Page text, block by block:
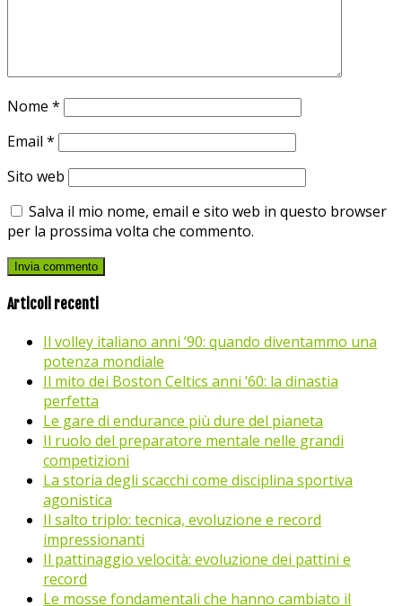
Nome *
Email *
Sito web
Salva il mio nome, email e sito web in questo browser
per la prossima volta che commento.
Articoli recenti
Il volley italiano anni ’90: quando diventammo una
potenza mondiale
Il mito dei Boston Celtics anni ’60: la dinastia
perfetta
Le gare di endurance più dure del pianeta
Il ruolo del preparatore mentale nelle grandi
competizioni
La storia degli scacchi come disciplina sportiva
agonistica
Il salto triplo: tecnica, evoluzione e record
impressionanti
Il pattinaggio velocità: evoluzione dei pattini e
record
Le mosse fondamentali che hanno cambiato il